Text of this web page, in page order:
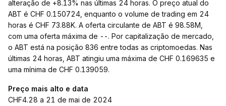
alteração de +8.13% nas últimas 24 horas. O preço atual do
ABT é CHF 0.150724, enquanto o volume de trading em 24
horas é CHF 73.88K. A oferta circulante de ABT é 98.58M,
com uma oferta máxima de --. Por capitalização de mercado,
o ABT está na posição 836 entre todas as criptomoedas. Nas
últimas 24 horas, ABT atingiu uma máxima de CHF 0.169635 e
uma mínima de CHF 0.139059.
Preço mais alto e data
CHF4.28 a 21 de mai de 2024